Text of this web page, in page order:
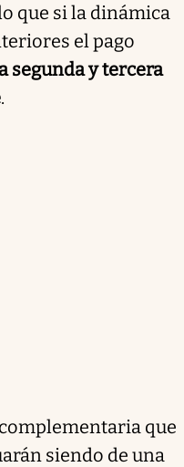
que si la dinámica
el pago
segunda y tercera
.
que
siendo de una